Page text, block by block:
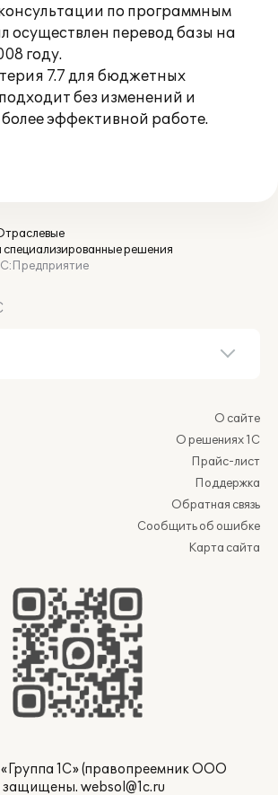
по программным
осуществлен перевод базы на
году.
7.7 для бюджетных
без изменений и
эффективной работе.
специализированные решения
О сайте
О решениях 1С
Прайс-лист
Поддержка
Обратная связь
Сообщить об ошибке
Карта сайта
1С» (правопреемник ООО
защищены. websol@1c.ru